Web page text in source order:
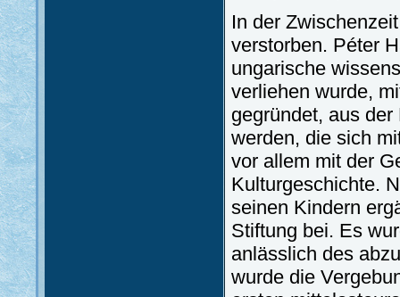
In der
verstorben. Péter
ungarische
verliehen wurde,
gegründet, aus
werden, die sich
vor allem mit der
Kulturgeschichte.
seinen Kindern
Stiftung bei. Es
anlässlich des
wurde die